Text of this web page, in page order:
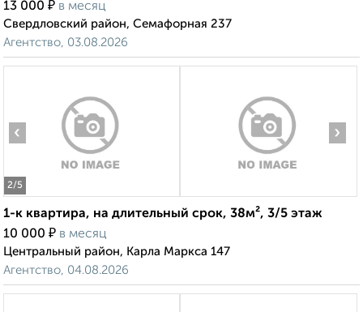
13 000 ₽ в месяц
Свердловский район, Семафорная 237
Агентство, 03.08.2026
2/5
‹ ›
1-к квартира, на длительный срок, 38м², 3/5 этаж
10 000 ₽ в месяц
Центральный район, Карла Маркса 147
Агентство, 04.08.2026